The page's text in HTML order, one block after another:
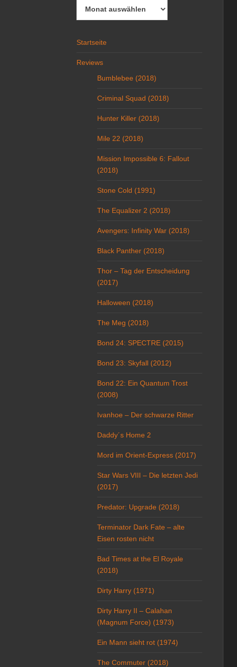
Startseite
Reviews
Bumblebee (2018)
Criminal Squad (2018)
Hunter Killer (2018)
Mile 22 (2018)
Mission Impossible 6: Fallout
(2018)
Stone Cold (1991)
The Equalizer 2 (2018)
Avengers: Infinity War (2018)
Black Panther (2018)
Thor – Tag der Entscheidung
(2017)
Halloween (2018)
The Meg (2018)
Bond 24: SPECTRE (2015)
Bond 23: Skyfall (2012)
Bond 22: Ein Quantum Trost
(2008)
Ivanhoe – Der schwarze Ritter
Daddy´s Home 2
Mord im Orient-Express (2017)
Star Wars VIII – Die letzten Jedi
(2017)
Predator: Upgrade (2018)
Terminator Dark Fate – alte
Eisen rosten nicht
Bad Times at the El Royale
(2018)
Dirty Harry (1971)
Dirty Harry II – Calahan
(Magnum Force) (1973)
Ein Mann sieht rot (1974)
The Commuter (2018)